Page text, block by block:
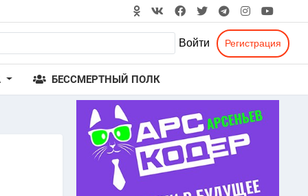
Войти Регистрация
БЕССМЕРТНЫЙ ПОЛК